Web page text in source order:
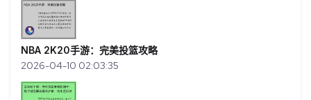
NBA 2K20手游：完美投篮攻略
2026-04-10 02:03:35